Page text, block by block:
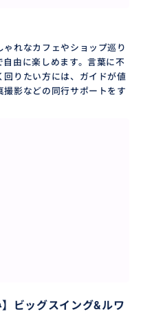
宮」は、かつての王国
造物です。バリ伝統建
や、黄金色に輝く壮麗
ゃれなカフェやショップ巡り
自由に楽しめます。言葉に不
回りたい方には、ガイドが値
撮影などの同行サポートをす
】ビッグスイング&ルワ